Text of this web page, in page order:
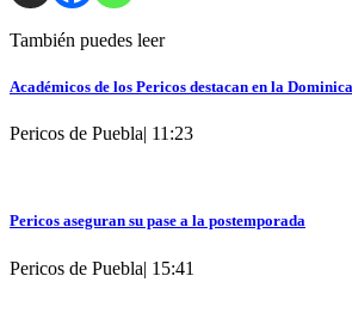
También puedes leer
Académicos de los Pericos destacan en la
Pericos de Puebla| 11:23
Pericos aseguran su pase a la postemporada
Pericos de Puebla| 15:41